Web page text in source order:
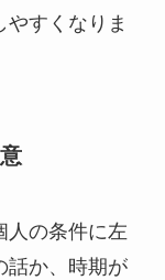
やすくなりま
人の条件に左
話か、時期が